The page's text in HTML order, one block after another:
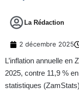
La Rédaction
2 décembre 2025
L’inflation annuelle en
2025, contre 11,9 %
statistiques